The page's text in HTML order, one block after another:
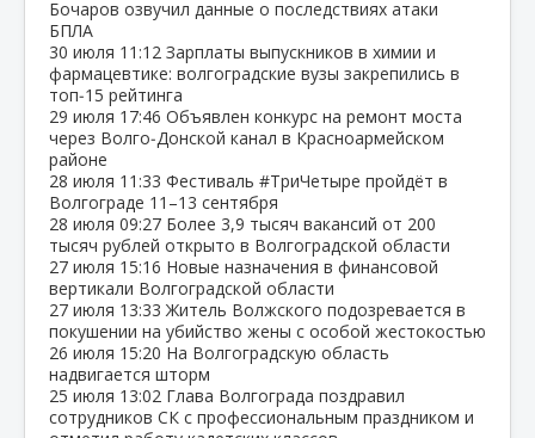
Бочаров озвучил данные о последствиях атаки
БПЛА
30 июля 11:12 Зарплаты выпускников в химии и
фармацевтике: волгоградские вузы закрепились в
топ‑15 рейтинга
29 июля 17:46 Объявлен конкурс на ремонт моста
через Волго‑Донской канал в Красноармейском
районе
28 июля 11:33 Фестиваль #ТриЧетыре пройдёт в
Волгограде 11–13 сентября
28 июля 09:27 Более 3,9 тысяч вакансий от 200
тысяч рублей открыто в Волгоградской области
27 июля 15:16 Новые назначения в финансовой
вертикали Волгоградской области
27 июля 13:33 Житель Волжского подозревается в
покушении на убийство жены с особой жестокостью
26 июля 15:20 На Волгоградскую область
надвигается шторм
25 июля 13:02 Глава Волгограда поздравил
сотрудников СК с профессиональным праздником и